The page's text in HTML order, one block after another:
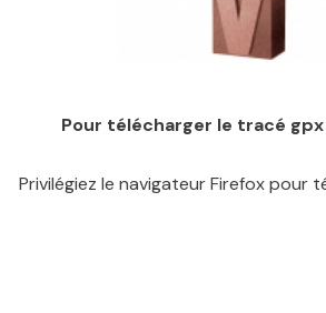
Pour télécharger le tracé
Privilégiez le navigateur Firefox pour